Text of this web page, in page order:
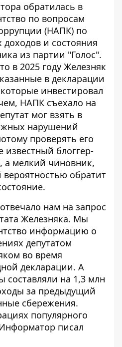
обратилась в
по вопросам
(НАПК) по
и состояния
из партии "Голос".
в 2025 году Железняк
в декларации
инвестировал
НАПК съехало на
мог взять в
нарушений
проверять его
известный блоггер-
а мелкий чиновник,
обратит
нам на запрос
Железняка. Мы
информацию о
депутатом
во время
декларации. А
составляли на 1,3 млн
за предыдущий
сбережения.
популярного
писал